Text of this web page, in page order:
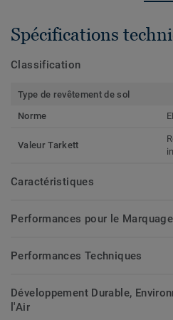
Spécifications
Classification
Type de revêtement de sol
Norme
Valeur Tarkett
Caractéristiques
Performances pour le
Performances Techniques
Développement Durable,
l'Air